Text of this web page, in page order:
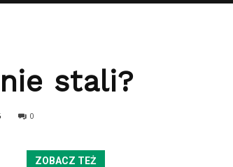
stali?
0
ZOBACZ TEŻ